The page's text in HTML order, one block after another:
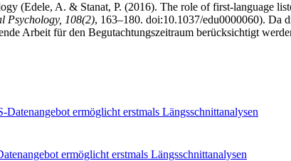
(Edele, A. & Stanat, P. (2016). The role of first-language
Psychology, 108(2), 163–180. doi:10.1037/edu0000060). Da
Arbeit für den Begutachtungszeitraum berücksichtigt
ermöglicht erstmals Längsschnittanalysen